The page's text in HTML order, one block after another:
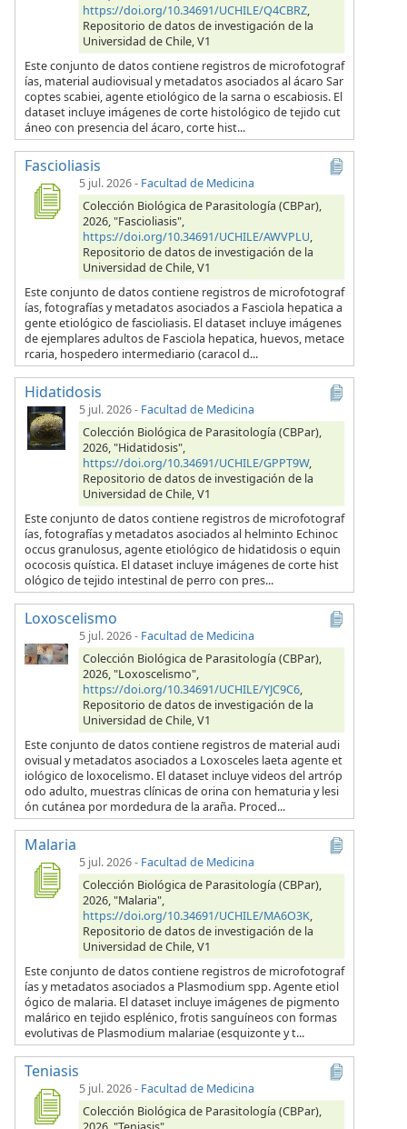
https://doi.org/10.34691/UCHILE/Q4CBRZ,
Repositorio de datos de investigación de la
Universidad de Chile, V1
Este conjunto de datos contiene registros de microfotograf
ías, material audiovisual y metadatos asociados al ácaro Sar
coptes scabiei, agente etiológico de la sarna o escabiosis. El
dataset incluye imágenes de corte histológico de tejido cut
áneo con presencia del ácaro, corte hist...
Fascioliasis
5 jul. 2026- Facultad de Medicina
Colección Biológica de Parasitología (CBPar),
2026, "Fascioliasis",
https://doi.org/10.34691/UCHILE/AWVPLU,
Repositorio de datos de investigación de la
Universidad de Chile, V1
Este conjunto de datos contiene registros de microfotograf
ías, fotografías y metadatos asociados a Fasciola hepatica a
gente etiológico de fascioliasis. El dataset incluye imágenes
de ejemplares adultos de Fasciola hepatica, huevos, metace
rcaria, hospedero intermediario (caracol d...
Hidatidosis
5 jul. 2026- Facultad de Medicina
Colección Biológica de Parasitología (CBPar),
2026, "Hidatidosis",
https://doi.org/10.34691/UCHILE/GPPT9W,
Repositorio de datos de investigación de la
Universidad de Chile, V1
Este conjunto de datos contiene registros de microfotograf
ías, fotografías y metadatos asociados al helminto Echinoc
occus granulosus, agente etiológico de hidatidosis o equin
ococosis quística. El dataset incluye imágenes de corte hist
ológico de tejido intestinal de perro con pres...
Loxoscelismo
5 jul. 2026- Facultad de Medicina
Colección Biológica de Parasitología (CBPar),
2026, "Loxoscelismo",
https://doi.org/10.34691/UCHILE/YJC9C6,
Repositorio de datos de investigación de la
Universidad de Chile, V1
Este conjunto de datos contiene registros de material audi
ovisual y metadatos asociados a Loxosceles laeta agente et
iológico de loxocelismo. El dataset incluye videos del artróp
odo adulto, muestras clínicas de orina con hematuria y lesi
ón cutánea por mordedura de la araña. Proced...
Malaria
5 jul. 2026- Facultad de Medicina
Colección Biológica de Parasitología (CBPar),
2026, "Malaria",
https://doi.org/10.34691/UCHILE/MA6O3K,
Repositorio de datos de investigación de la
Universidad de Chile, V1
Este conjunto de datos contiene registros de microfotograf
ías y metadatos asociados a Plasmodium spp. Agente etiol
ógico de malaria. El dataset incluye imágenes de pigmento
malárico en tejido esplénico, frotis sanguíneos con formas
evolutivas de Plasmodium malariae (esquizonte y t...
Teniasis
5 jul. 2026- Facultad de Medicina
Colección Biológica de Parasitología (CBPar),